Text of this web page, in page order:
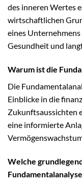
des inneren Wertes
wirtschaftlichen
eines
Gesundheit und
Warum ist die
Die
Einblicke in die
Zukunftsaussichten
eine informierte
Welche